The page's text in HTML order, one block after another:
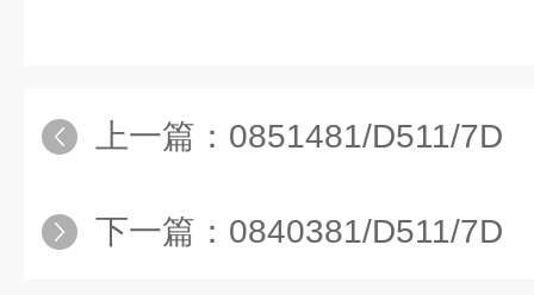
上一篇： 0851481/D511/7D
下一篇： 0840381/D511/7D